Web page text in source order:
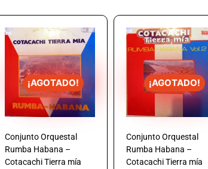
¡AGOTADO!
Conjunto Orquestal
Rumba Habana –
Cotacachi Tierra mía
¡AGOTADO!
Conjunto Orquestal
Rumba Habana –
Cotacachi Tierra mía